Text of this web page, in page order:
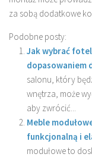
za sobą dodatkowe
Podobne posty:
Jak wybrać fotel
dopasowaniem
salonu, który
wnętrza, może
aby zwrócić...
Meble
funkcjonalną i
modułowe to